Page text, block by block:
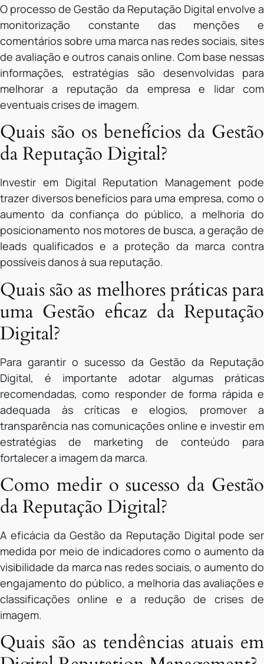
O processo de Gestão da Reputação Digital envolve a
monitorização constante das menções e
comentários sobre uma marca nas redes sociais, sites
de avaliação e outros canais online. Com base nessas
informações, estratégias são desenvolvidas para
melhorar a reputação da empresa e lidar com
eventuais crises de imagem.
Quais são os benefícios da Gestão
da Reputação Digital?
Investir em Digital Reputation Management pode
trazer diversos benefícios para uma empresa, como o
aumento da confiança do público, a melhoria do
posicionamento nos motores de busca, a geração de
leads qualificados e a proteção da marca contra
possíveis danos à sua reputação.
Quais são as melhores práticas para
uma Gestão eficaz da Reputação
Digital?
Para garantir o sucesso da Gestão da Reputação
Digital, é importante adotar algumas práticas
recomendadas, como responder de forma rápida e
adequada às críticas e elogios, promover a
transparência nas comunicações online e investir em
estratégias de marketing de conteúdo para
fortalecer a imagem da marca.
Como medir o sucesso da Gestão
da Reputação Digital?
A eficácia da Gestão da Reputação Digital pode ser
medida por meio de indicadores como o aumento da
visibilidade da marca nas redes sociais, o aumento do
engajamento do público, a melhoria das avaliações e
classificações online e a redução de crises de
imagem.
Quais são as tendências atuais em